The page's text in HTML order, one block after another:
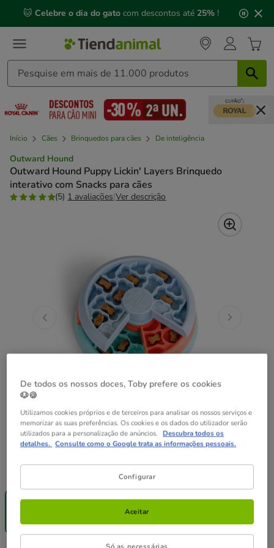
mensagem,
🐱 Celebre o dia do gato com descontos até 25% !
Início Cães Brinquedos para cães De inteligência
Outward Hound
Outward Hound Puppy Lickin' Layers Brinquedo
interativo com Snacks para cães
(5) 1 avaliações|Ver descrição
Formato:
-25% na 2ª
un.
15.99€
De todos os nossos doces, Toby prefere os cookies
🐶🍪
Utilizamos cookies próprios e de terceiros para analisar os nossos serviços e
memorizar as suas preferências. Os cookies e os dados do utilizador serão
utilizados para a personalização de anúncios. Descubra todos os
detalhes. Consulte como o Google trata as informações pessoais.
Configurar
Aceitar